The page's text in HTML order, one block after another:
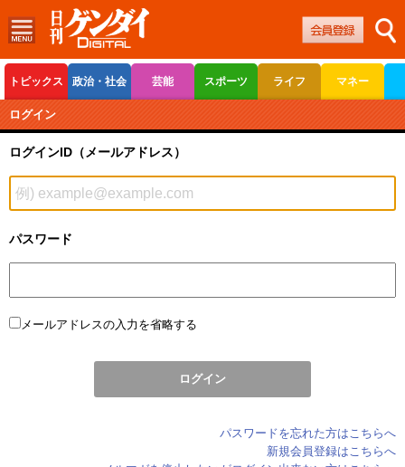
トピックス 政治・社会 芸能 スポーツ ライフ マネー
ボートレース
ログイン
ログインID（メールアドレス）
パスワード
メールアドレスの入力を省略する
パスワードを忘れた方はこちらへ
新規会員登録はこちらへ